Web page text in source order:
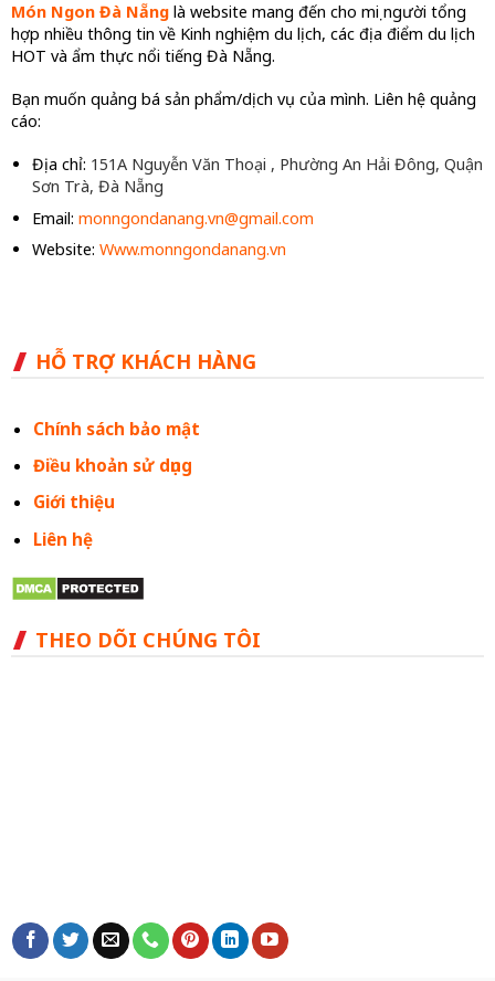
Món Ngon Đà Nẵnglà website mang đến cho mọi người tổng
hợp nhiều thông tin về Kinh nghiệm du lịch, các địa điểm du lịch
HOT và ẩm thực nổi tiếng Đà Nẵng.
Bạn muốn quảng bá sản phẩm/dịch vụ của mình. Liên hệ quảng
cáo:
Địa chỉ: 151A Nguyễn Văn Thoại , Phường An Hải Đông, Quận
Sơn Trà, Đà Nẵng
Email: monngondanang.vn@gmail.com
Website: Www.monngondanang.vn
HỖ TRỢ KHÁCH HÀNG
Chính sách bảo mật
Điều khoản sử dụng
Giới thiệu
Liên hệ
THEO DÕI CHÚNG TÔI